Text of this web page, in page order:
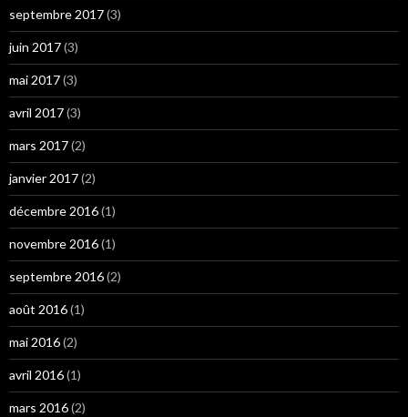
septembre 2017(3)
juin 2017(3)
mai 2017(3)
avril 2017(3)
mars 2017(2)
janvier 2017(2)
décembre 2016(1)
novembre 2016(1)
septembre 2016(2)
août 2016(1)
mai 2016(2)
avril 2016(1)
mars 2016(2)